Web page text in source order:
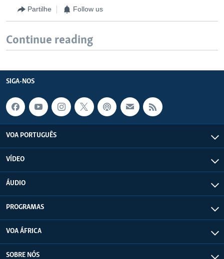
Partilhe Follow us
Continue reading
SIGA-NOS
VOA PORTUGUÊS
VÍDEO
ÁUDIO
PROGRAMAS
VOA ÁFRICA
SOBRE NÓS